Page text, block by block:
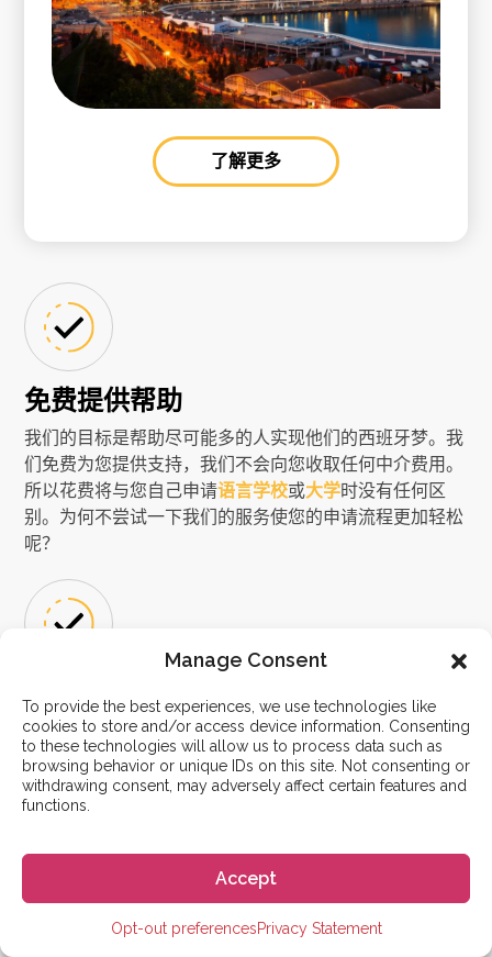
Manage Consent
To provide the best experiences, we use technologies like
cookies to store and/or access device information. Consenting
to these technologies will allow us to process data such as
browsing behavior or unique IDs on this site. Not consenting or
withdrawing consent, may adversely affect certain features and
functions.
Accept
Opt-out preferencesPrivacy Statement
了解更多
免费提供帮助
我们的目标是帮助尽可能多的人实现他们的西班牙梦。我
们免费为您提供支持，我们不会向您收取任何中介费用。
所以花费将与您自己申请语言学校或大学时没有任何区
别。为何不尝试一下我们的服务使您的申请流程更加轻松
呢？
西班牙留学专家
由学生创办，致力于改变未来学生的生活。我们了解在西
班牙生活和学习的一切，因为我们亲身经历过！